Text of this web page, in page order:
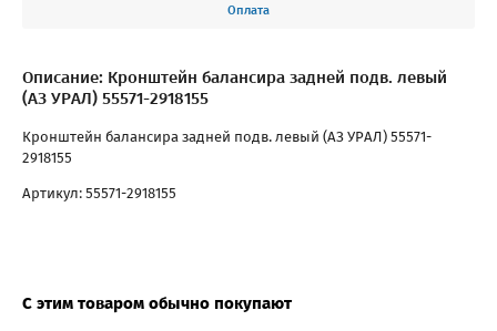
Оплата
Описание: Кронштейн балансира задней подв. левый
(АЗ УРАЛ) 55571-2918155
Кронштейн балансира задней подв. левый (АЗ УРАЛ) 55571-
2918155
Артикул: 55571-2918155
С этим товаром обычно покупают